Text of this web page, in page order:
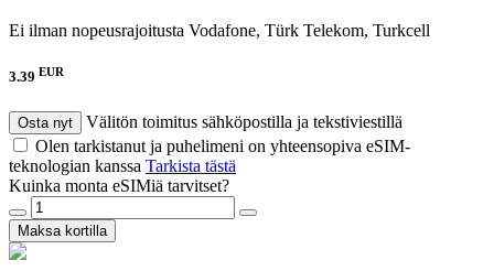
Ei ilman nopeusrajoitusta Vodafone, Türk Telekom, Turkcell
3.39 EUR
Osta nyt
Välitön toimitus sähköpostilla ja tekstiviestillä
Olen tarkistanut ja puhelimeni on yhteensopiva eSIM-
teknologian kanssa Tarkista tästä
Kuinka monta eSIMiä tarvitset?
Maksa kortilla